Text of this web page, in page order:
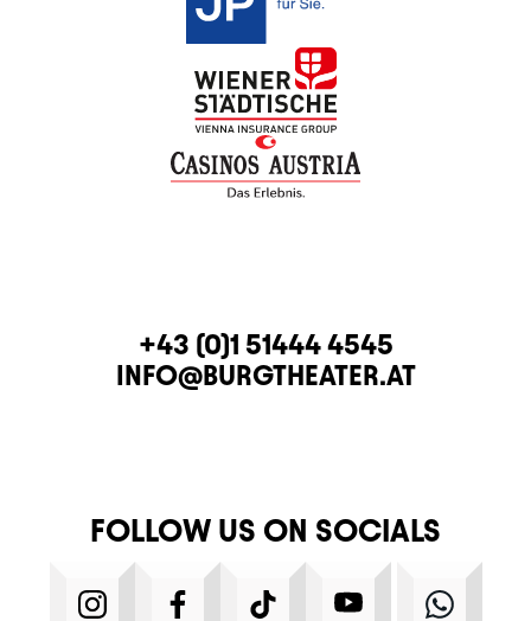
CONTACTTELEPHONE
+43 (0)1 51444 4545
E-MAIL
INFO@BURGTHEATER.AT
FOLLOW US ON SOCIALS
INSTAGRAMFACEBOOKTIKTOK YOUTUBE